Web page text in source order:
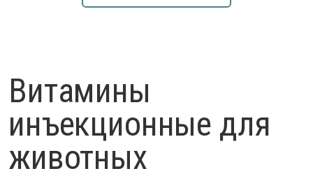
Витамины
инъекционные для
животных